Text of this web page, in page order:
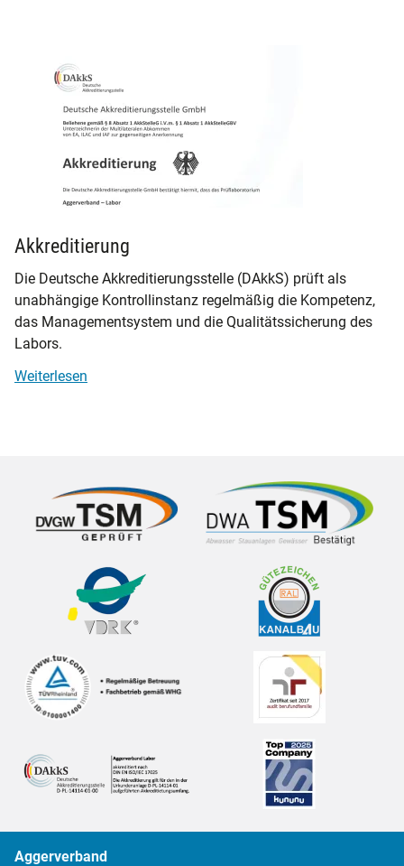
Akkreditierung
Die Deutsche Akkreditierungsstelle (DAkkS) prüft als
unabhängige Kontrollinstanz regelmäßig die Kompetenz,
das Managementsystem und die Qualitätssicherung des
Labors.
Weiterlesen
Aggerverband